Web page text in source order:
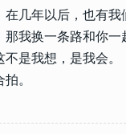
几年以后，也有我
我换一条路和你一
是我想，是我会。
。